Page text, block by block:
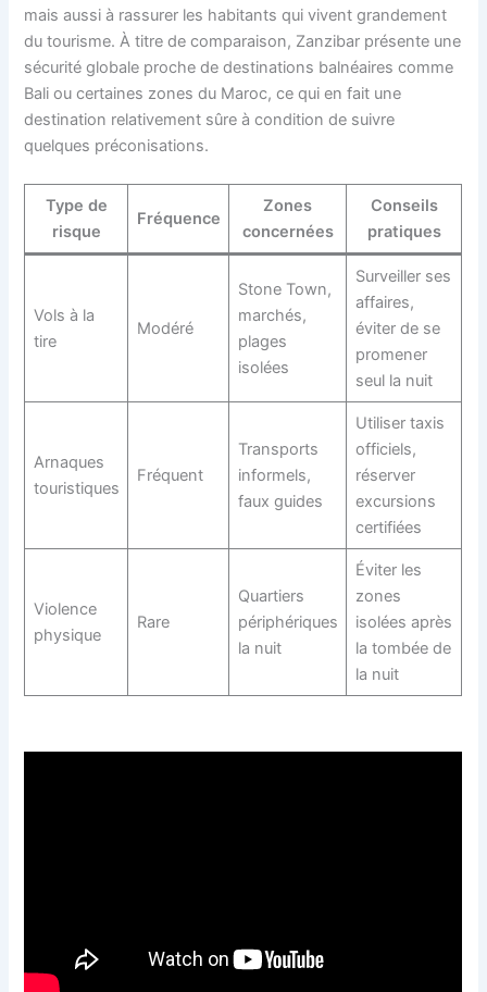
mais aussi à rassurer les habitants qui vivent grandement
du tourisme. À titre de comparaison, Zanzibar présente une
sécurité globale proche de destinations balnéaires comme
Bali ou certaines zones du Maroc, ce qui en fait une
destination relativement sûre à condition de suivre
quelques préconisations.
Type de
risque
Fréquence
Zones
concernées
Conseils
pratiques
Vols à la
tire
Modéré
Stone Town,
marchés,
plages
isolées
Surveiller ses
affaires,
éviter de se
promener
seul la nuit
Arnaques
touristiques
Fréquent
Transports
informels,
faux guides
Utiliser taxis
officiels,
réserver
excursions
certifiées
Violence
physique
Rare
Quartiers
périphériques
la nuit
Éviter les
zones
isolées après
la tombée de
la nuit